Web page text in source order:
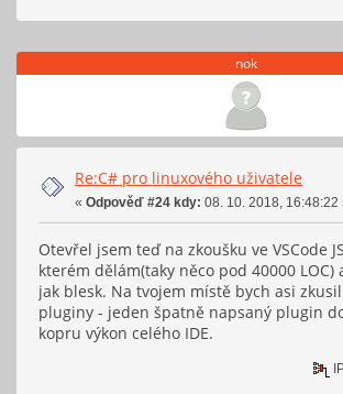
nok
Re:C# pro linuxového uživatele
« Odpověď #24 kdy: 08. 10. 2018, 16:48:22
Otevřel jsem teď na zkoušku ve VSCode
kterém dělám(taky něco pod 40000 LOC)
jak blesk. Na tvojem místě bych asi
pluginy - jeden špatně napsaný plugin
kopru výkon celého IDE.